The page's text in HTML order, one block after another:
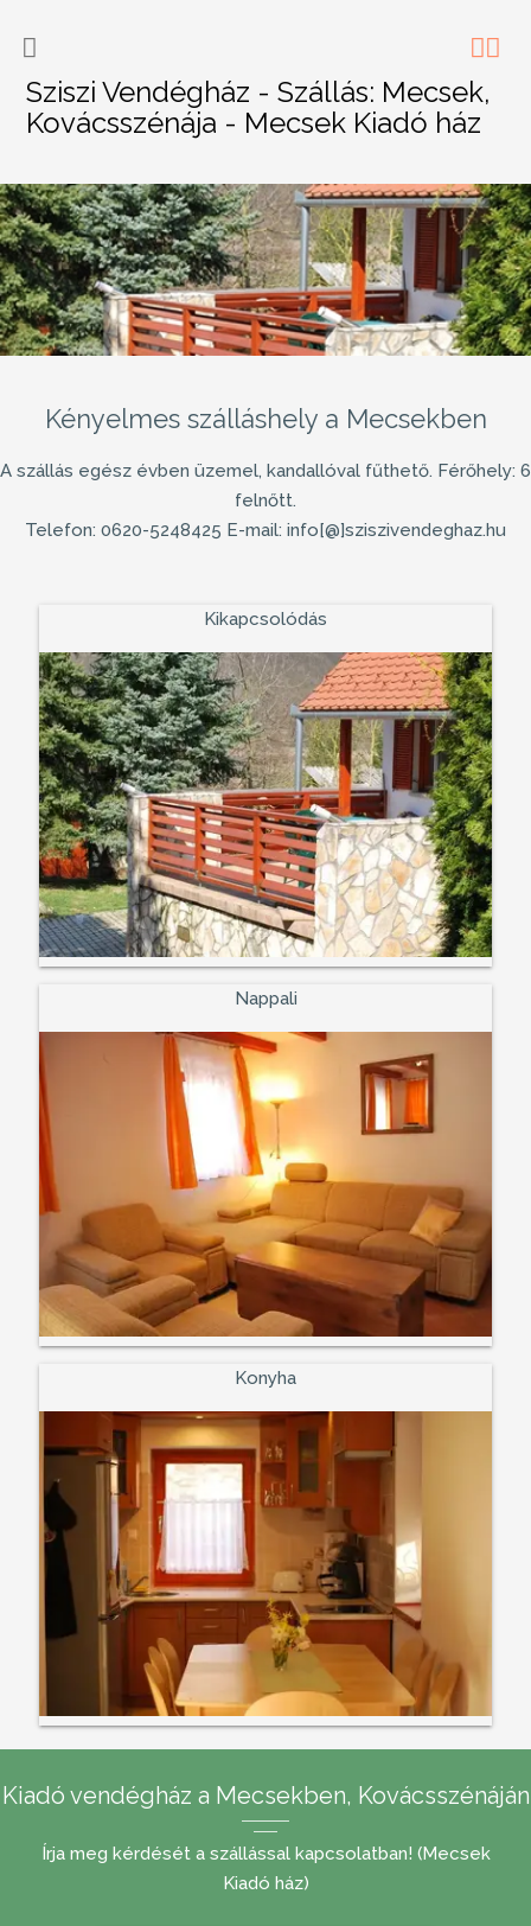
Sziszi Vendégház - Szállás: Mecsek,
Kovácsszénája - Mecsek Kiadó ház
Kényelmes szálláshely a Mecsekben
A szállás egész évben üzemel, kandallóval fűthető. Férőhely: 6
felnőtt.
Telefon: 0620-5248425 E-mail: info[@]sziszivendeghaz.hu
Kikapcsolódás
Nappali
Konyha
Kiadó vendégház a Mecsekben, Kovácsszénáján
Írja meg kérdését a szállással kapcsolatban! (Mecsek
Kiadó ház)